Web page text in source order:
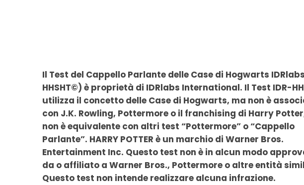
Il Test del Cappello Parlante delle Case di Hogwarts
HHSHT©) è proprietà di IDRlabs International. Il Test IDR-
utilizza il concetto delle Case di Hogwarts, ma non è
con J.K. Rowling, Pottermore o il franchising di Harry
non è equivalente con altri test “Pottermore” o “Cappello
Parlante”. HARRY POTTER è un marchio di Warner Bros.
Entertainment Inc. Questo test non è in alcun modo
da o affiliato a Warner Bros., Pottermore o altre entità
Questo test non intende realizzare alcuna infrazione.